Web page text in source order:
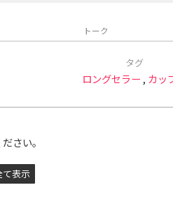
トーク
タグ
ロングセラー , カッ
さい。
表示